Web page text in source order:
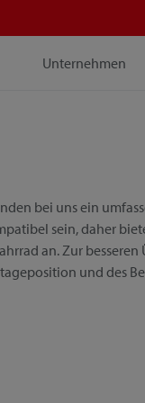
Unternehmen
bei uns ein
sein, daher
an. Zur
und des